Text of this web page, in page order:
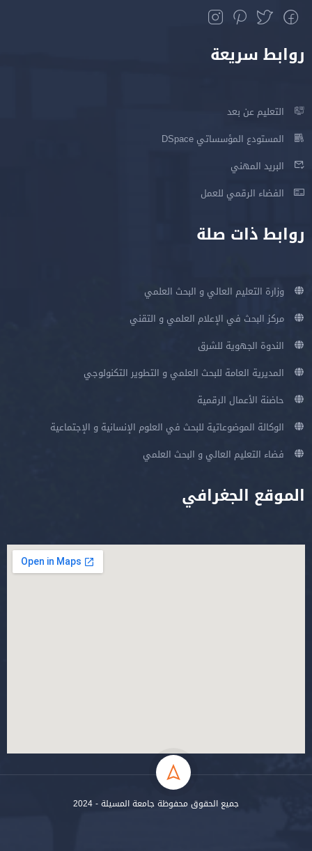
روابط سريعة
التعليم عن بعد
المستودع المؤسساتي DSpace
البريد المهني
الفضاء الرقمي للعمل
روابط ذات صلة
وزارة التعليم العالي و البحث العلمي
مركز البحث في الإعلام العلمي و التقني
الندوة الجهوية للشرق
المديرية العامة للبحث العلمي و التطوير التكنولوجي
حاضنة الأعمال الرقمية
الوكالة الموضوعاتية للبحث في العلوم الإنسانية و الإجتماعية
فضاء التعليم العالي و البحث العلمي
الموقع الجغرافي
جميع الحقوق محفوظة جامعة المسيلة - 2024